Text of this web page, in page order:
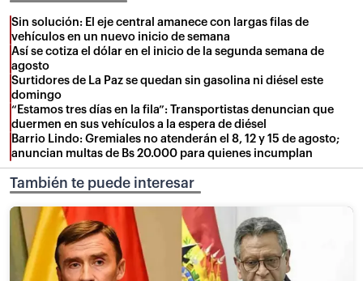
Sin solución: El eje central amanece con largas filas de
vehículos en un nuevo inicio de semana
Así se cotiza el dólar en el inicio de la segunda semana de
agosto
Surtidores de La Paz se quedan sin gasolina ni diésel este
domingo
“Estamos tres días en la fila”: Transportistas denuncian que
duermen en sus vehículos a la espera de diésel
Barrio Lindo: Gremiales no atenderán el 8, 12 y 15 de agosto;
anuncian multas de Bs 20.000 para quienes incumplan
También te puede interesar